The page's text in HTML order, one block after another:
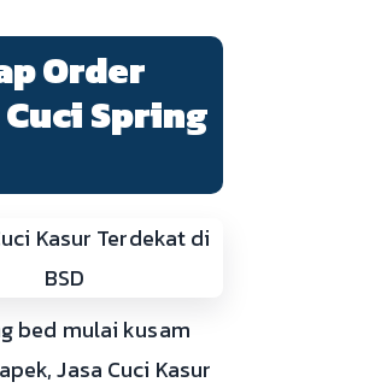
Order
Spring
bed mulai kusam
Jasa Cuci Kasur